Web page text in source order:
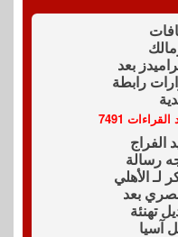
بعد
رابطة
7491
الفراج
رسالة
لـ الأهلي
بعد
تهنئة
آسيا